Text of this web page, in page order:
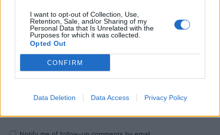
I want to opt-out of Collection, Use,
Retention, Sale, and/or Sharing of my
Personal Data that Is Unrelated with the
Purposes for which it was collected.
Opted Out
CONFIRM
Data Deletion Data Access Privacy Policy
Save my name, email, and website in this browser for the
next time I comment.